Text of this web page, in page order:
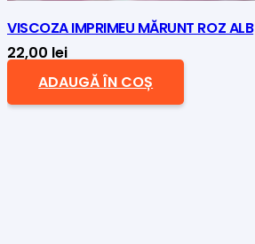
VISCOZA IMPRIMEU MĂRUNT ROZ ALB
22,00 lei
ADAUGĂ ÎN COȘ